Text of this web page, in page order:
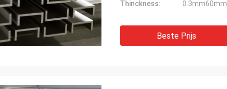
Thinckness:
0.3mm60mm
Beste Prijs